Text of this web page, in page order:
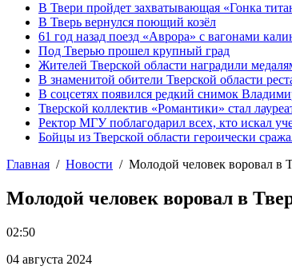
В Твери пройдет захватывающая «Гонка
В Тверь вернулся поющий козёл
61 год назад поезд «Аврора» с вагонами
Под Тверью прошел крупный град
Жителей Тверской области наградили
В знаменитой обители Тверской области
В соцсетях появился редкий снимок
Тверской коллектив «Романтики» стал
Ректор МГУ поблагодарил всех, кто искал
Бойцы из Тверской области героически
Главная
Новости Молодой человек воровал в
Молодой человек воровал в
02:50
04 августа 2024